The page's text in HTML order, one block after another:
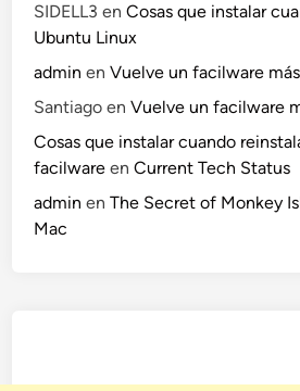
SIDELL3 enCosas que instalar
Ubuntu Linux
admin enVuelve un facilware
Santiago enVuelve un facilware
Cosas que instalar cuando
facilware enCurrent Tech Status
admin enThe Secret of Monkey
Mac